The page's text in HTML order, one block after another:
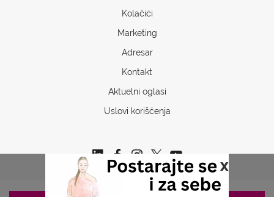
x
Kolačići
Marketing
Adresar
Kontakt
Aktuelni oglasi
Uslovi korišćenja